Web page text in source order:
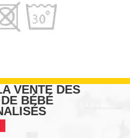
VENTE DES
BÉBÉ